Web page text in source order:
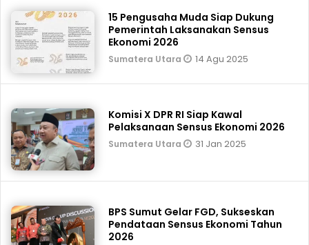
15 Pengusaha Muda Siap Dukung
Pemerintah Laksanakan Sensus
Ekonomi 2026
Sumatera Utara 14 Agu 2025
Komisi X DPR RI Siap Kawal
Pelaksanaan Sensus Ekonomi 2026
Sumatera Utara 31 Jan 2025
BPS Sumut Gelar FGD, Sukseskan
Pendataan Sensus Ekonomi Tahun
2026